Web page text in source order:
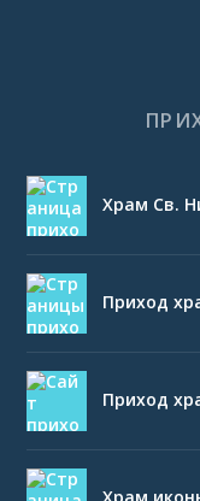
Храм Св.
Приход
Приход
Храм